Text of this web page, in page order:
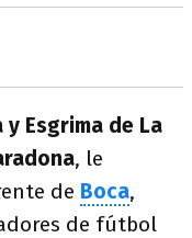
y Esgrima de La
, le
de Boca,
de fútbol